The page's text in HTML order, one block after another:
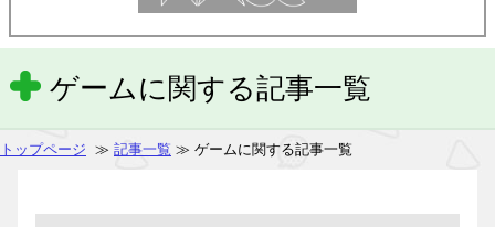
ゲームに関する記事一覧
トップページ ≫ 記事一覧 ≫ ゲームに関する記事一覧